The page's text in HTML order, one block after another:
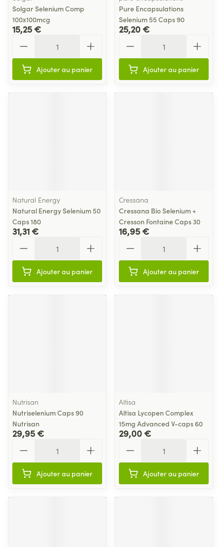
Solgar Selenium Comp
100x100mcg
15,25 €
Ajouter au panier
Pure Encapsulations
Selenium 55 Caps 90
25,20 €
Ajouter au panier
Natural Energy
Natural Energy Selenium 50
Caps 180
31,31 €
Ajouter au panier
Cressana
Cressana Bio Selenium +
Cresson Fontaine Caps 30
16,95 €
Ajouter au panier
Nutrisan
Nutriselenium Caps 90
Nutrisan
29,95 €
Ajouter au panier
Altisa
Altisa Lycopen Complex
15mg Advanced V-caps 60
29,00 €
Ajouter au panier